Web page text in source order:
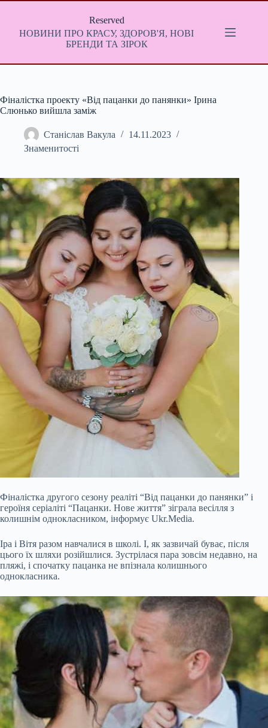
Перейти
Reserved
НОВИНИ ПРО КРАСУ, ЗДОРОВ'Я, НОВІ
БРЕНДИ ТА ЗІРОК
Фіналістка проекту «Від пацанки до панянки» Ірина
Слюнько вийшла заміж
Станіслав Вакула
14.11.2023
Знаменитості
Фіналістка другого сезону реаліті “Від пацанки до панянки” і
героїня серіаліті “Пацанки. Нове життя” зіграла весілля з
колишнім однокласником, інформує Ukr.Media.
Іра і Вітя разом навчалися в школі. І, як зазвичай буває, після
цього їх шляхи розійшлися. Зустрілася пара зовсім недавно, на
пляжі, і спочатку пацанка не впізнала колишнього
однокласника.